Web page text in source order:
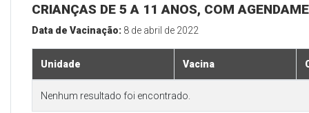
CRIANÇAS DE 5 A 11 ANOS, COM
Data de Vacinação: 8 de abril de 2022
Unidade Vacina
Nenhum resultado foi encontrado.